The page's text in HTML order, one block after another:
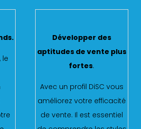
le
Développer des
aptitudes de vente plus
fortes.
Avec un profil DiSC vous
améliorez votre efficacité
de vente. Il est essentiel